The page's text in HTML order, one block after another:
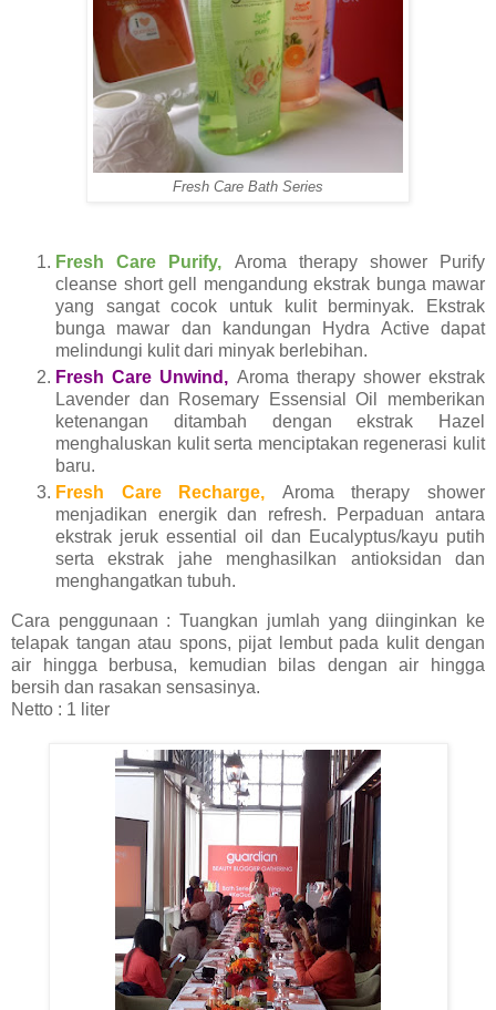
Fresh Care Bath Series
Fresh Care Purify, Aroma therapy shower
Purify
cleanse short gell mengandung ekstrak bunga mawar
yang sangat cocok untuk kulit berminyak. Ekstrak
bunga mawar dan kandungan Hydra Active dapat
melindungi kulit dari minyak berlebihan.
Fresh Care Unwind, Aroma therapy shower ekstrak
Lavender dan Rosemary Essensial Oil memberikan
ketenangan ditambah dengan ekstrak Hazel
menghaluskan kulit serta menciptakan regenerasi kulit
baru.
Fresh Care
Recharge,
Aroma therapy shower
menjadikan energik dan refresh. Perpaduan antara
ekstrak jeruk essential oil dan Eucalyptus/kayu putih
serta ekstrak jahe menghasilkan antioksidan dan
menghangatkan tubuh.
Cara penggunaan : Tuangkan jumlah yang diinginkan ke
telapak tangan atau spons, pijat lembut pada kulit dengan
air hingga berbusa, kemudian bilas dengan air hingga
bersih dan rasakan sensasinya.
Netto : 1 liter